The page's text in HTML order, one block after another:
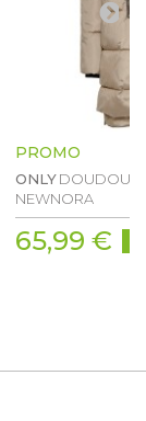
PROMO
ONLY
NEWNORA
65,99 €